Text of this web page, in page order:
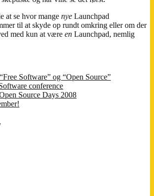
at se hvor mange nye Launchpad
til at skyde op rundt omkring eller om der
med kun at være en Launchpad, nemlig
Software” og “Open Source”
conference
Source Days 2008